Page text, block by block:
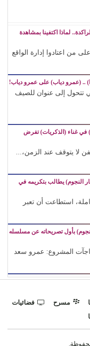
لماذا اكتفينا بمشاهدة
من اعتادوا إدارة الواقع
.. (عمرو دياب) على عمرو دياب!
تتحول إلى عنوان للصيف
غناء (الذكريات) تفرض
لا يتوقف عند الزمن،...
النجوم) يطالب بتكريمه في
استطاعت أن تعبر
بأول تصريحاته عن مسلسله
المشروع: عمرو سعد
مسرح
فضائيات